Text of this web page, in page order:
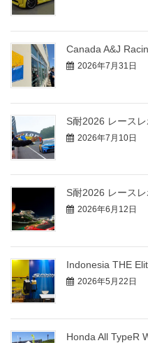
Canada A&J
2026年7月31日
S耐2026 レース
2026年7月10日
S耐2026 レース
2026年6月12日
Indonesia THE
2026年5月22日
Honda All TypeR